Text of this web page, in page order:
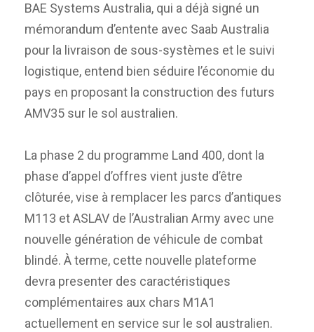
BAE Systems Australia, qui a déjà signé un
mémorandum d’entente avec Saab Australia
pour la livraison de sous-systèmes et le suivi
logistique, entend bien séduire l’économie du
pays en proposant la construction des futurs
AMV35 sur le sol australien.
La phase 2 du programme Land 400, dont la
phase d’appel d’offres vient juste d’être
clôturée, vise à remplacer les parcs d’antiques
M113 et ASLAV de l’Australian Army avec une
nouvelle génération de véhicule de combat
blindé. À terme, cette nouvelle plateforme
devra presenter des caractéristiques
complémentaires aux chars M1A1
actuellement en service sur le sol australien.